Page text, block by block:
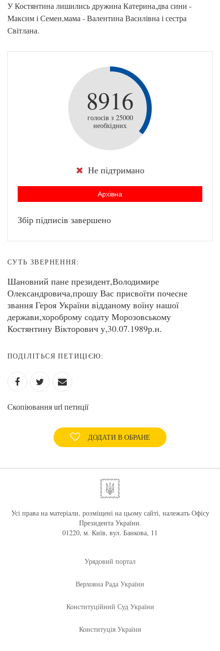
У Костянтина лишились дружина Катерина,два сини -
Максим і Семен,мама - Валентина Василівна і сестра
Світлана.
8916
голосів з 25000
необхідних
Не підтримано
Архівна
Збір підписів завершено
СУТЬ ЗВЕРНЕННЯ:
Шановний пане президент,Володимире
Олександровича,прошу Вас присвоїти почесне
звання Героя України відданому воїну нашої
держави,хороброму содату Морозовському
Костянтину Вікторович у,30.07.1989р.н.
ПОДІЛІТЬСЯ ПЕТИЦІЄЮ:
Скопіювання url петиції
ДОДАТИ В ОБРАНЕ
Усі права на матеріали, розміщені на цьому сайті, належать Офісу
Президента України.
01220, м. Київ, вул. Банкова, 11
Урядовий портал
Верховна Рада України
Конституційний Суд України
Конституція України